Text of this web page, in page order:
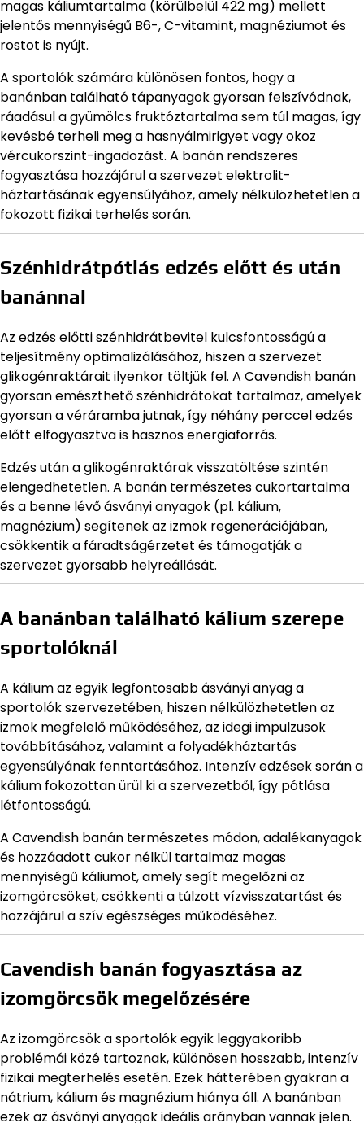
magas káliumtartalma (körülbelül 422 mg) mellett
jelentős mennyiségű B6-, C-vitamint, magnéziumot és
rostot is nyújt.
A sportolók számára különösen fontos, hogy a
banánban található tápanyagok gyorsan felszívódnak,
ráadásul a gyümölcs fruktóztartalma sem túl magas, így
kevésbé terheli meg a hasnyálmirigyet vagy okoz
vércukorszint-ingadozást. A banán rendszeres
fogyasztása hozzájárul a szervezet elektrolit-
háztartásának egyensúlyához, amely nélkülözhetetlen a
fokozott fizikai terhelés során.
Szénhidrátpótlás edzés előtt és után
banánnal
Az edzés előtti szénhidrátbevitel kulcsfontosságú a
teljesítmény optimalizálásához, hiszen a szervezet
glikogénraktárait ilyenkor töltjük fel. A Cavendish banán
gyorsan emészthető szénhidrátokat tartalmaz, amelyek
gyorsan a véráramba jutnak, így néhány perccel edzés
előtt elfogyasztva is hasznos energiaforrás.
Edzés után a glikogénraktárak visszatöltése szintén
elengedhetetlen. A banán természetes cukortartalma
és a benne lévő ásványi anyagok (pl. kálium,
magnézium) segítenek az izmok regenerációjában,
csökkentik a fáradtságérzetet és támogatják a
szervezet gyorsabb helyreállását.
A banánban található kálium szerepe
sportolóknál
A kálium az egyik legfontosabb ásványi anyag a
sportolók szervezetében, hiszen nélkülözhetetlen az
izmok megfelelő működéséhez, az idegi impulzusok
továbbításához, valamint a folyadékháztartás
egyensúlyának fenntartásához. Intenzív edzések során a
kálium fokozottan ürül ki a szervezetből, így pótlása
létfontosságú.
A Cavendish banán természetes módon, adalékanyagok
és hozzáadott cukor nélkül tartalmaz magas
mennyiségű káliumot, amely segít megelőzni az
izomgörcsöket, csökkenti a túlzott vízvisszatartást és
hozzájárul a szív egészséges működéséhez.
Cavendish banán fogyasztása az
izomgörcsök megelőzésére
Az izomgörcsök a sportolók egyik leggyakoribb
problémái közé tartoznak, különösen hosszabb, intenzív
fizikai megterhelés esetén. Ezek hátterében gyakran a
nátrium, kálium és magnézium hiánya áll. A banánban
ezek az ásványi anyagok ideális arányban vannak jelen.